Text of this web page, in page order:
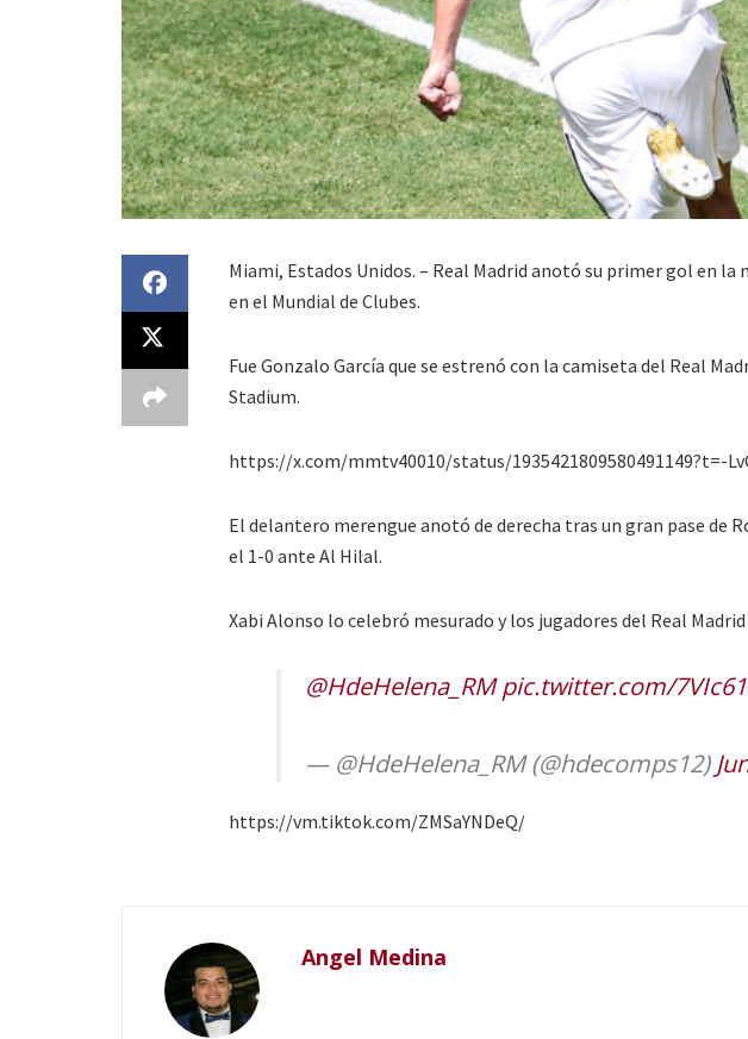
Miami, Estados Unidos. – Real Madrid anotó su primer gol en
en el Mundial de Clubes.
Fue Gonzalo García que se estrenó con la camiseta del Real
Stadium.
https://x.com/mmtv40010/status/1935421809580491149?t=-
El delantero merengue anotó de derecha tras un gran pase de
el 1-0 ante Al Hilal.
Xabi Alonso lo celebró mesurado y los jugadores del Real
@HdeHelena_RM pic.twitter.com/
— @HdeHelena_RM (@hdecomps12)
https://vm.tiktok.com/ZMSaYNDeQ/
Angel Medina